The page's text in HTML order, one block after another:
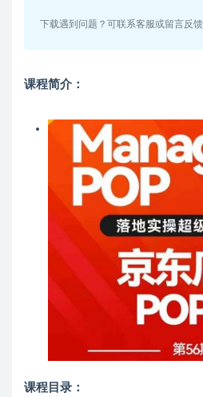
下载遇到问题？可联系客服或留言反馈
课程简介：
课程目录：